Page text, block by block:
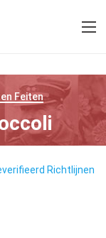
Feiten
Richtlijnen